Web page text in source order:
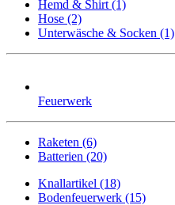
Hemd & Shirt (1)
Hose (2)
Unterwäsche & Socken (1)
Feuerwerk
Raketen (6)
Batterien (20)
Knallartikel (18)
Bodenfeuerwerk (15)